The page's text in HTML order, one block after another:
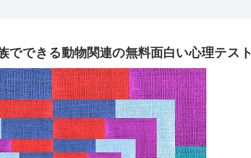
でできる動物関連の無料面白い心理テスト